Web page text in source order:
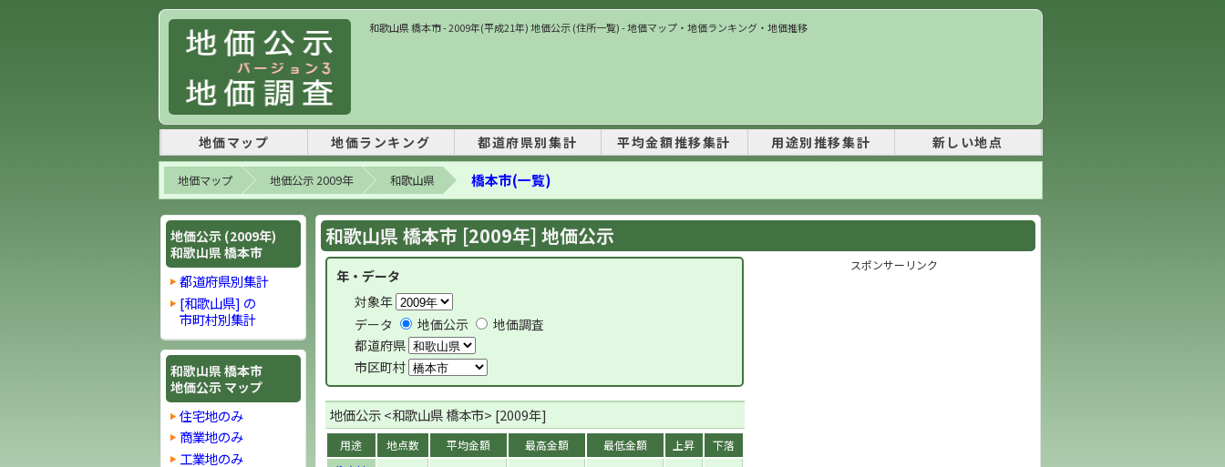
和歌山県 橋本市 - 2009年(平成21年) 地価公示 (住所一覧) - 地価マップ・地価ランキング・地価推移
地価マップ 地価ランキング 都道府県別集計 平均金額推移集計 用途別推移集計 新しい地点
地価マップ 地価公示 2009年 和歌山県 橋本市(一覧)
地価公示 (2009年)
和歌山県 橋本市
都道府県別集計
[和歌山県] の
市町村別集計
和歌山県 橋本市
地価公示 マップ
住宅地のみ
商業地のみ
工業地のみ
和歌山県 橋本市 [2009年] 地価公示
年・データ
対象年
データ
地価公示
地価調査
都道府県
市区町村
地価公示 <和歌山県 橋本市> [2009年]
用途 地点数 平均金額 最高金額 最低金額 上昇
下落
スポンサーリンク